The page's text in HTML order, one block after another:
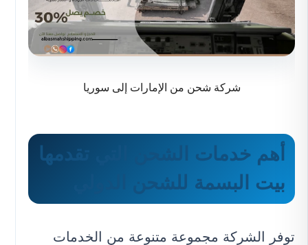
شركة شحن من الإمارات إلى سوريا
أهم خدمات الشحن التي تقدمها
بيت البسمة للشحن الدولي
توفر الشركة مجموعة متنوعة من الخدمات